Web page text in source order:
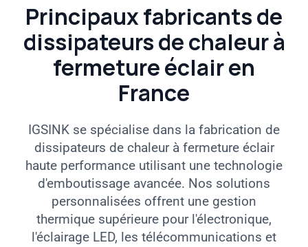
Principaux fabricants de
dissipateurs de chaleur à
fermeture éclair en
France
IGSINK se spécialise dans la fabrication de
dissipateurs de chaleur à fermeture éclair
haute performance utilisant une technologie
d'emboutissage avancée. Nos solutions
personnalisées offrent une gestion
thermique supérieure pour l'électronique,
l'éclairage LED, les télécommunications et